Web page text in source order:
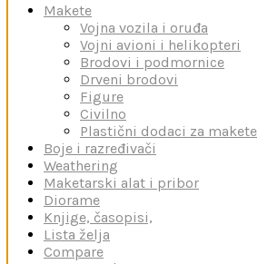
Makete
Vojna vozila i oruđa
Vojni avioni i helikopteri
Brodovi i podmornice
Drveni brodovi
Figure
Civilno
Plastični dodaci za makete
Boje i razređivači
Weathering
Maketarski alat i pribor
Diorame
Knjige, časopisi,
Lista želja
Compare